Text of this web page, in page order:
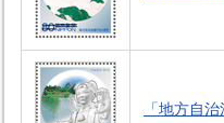
「地方自